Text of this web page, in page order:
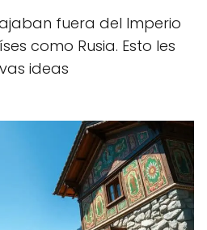
fuera del Imperio
como Rusia. Esto les
ideas